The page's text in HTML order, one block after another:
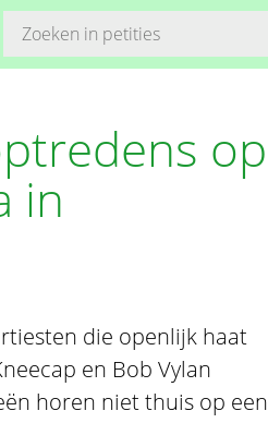
op
in
die openlijk haat
en Bob Vylan
horen niet thuis op een